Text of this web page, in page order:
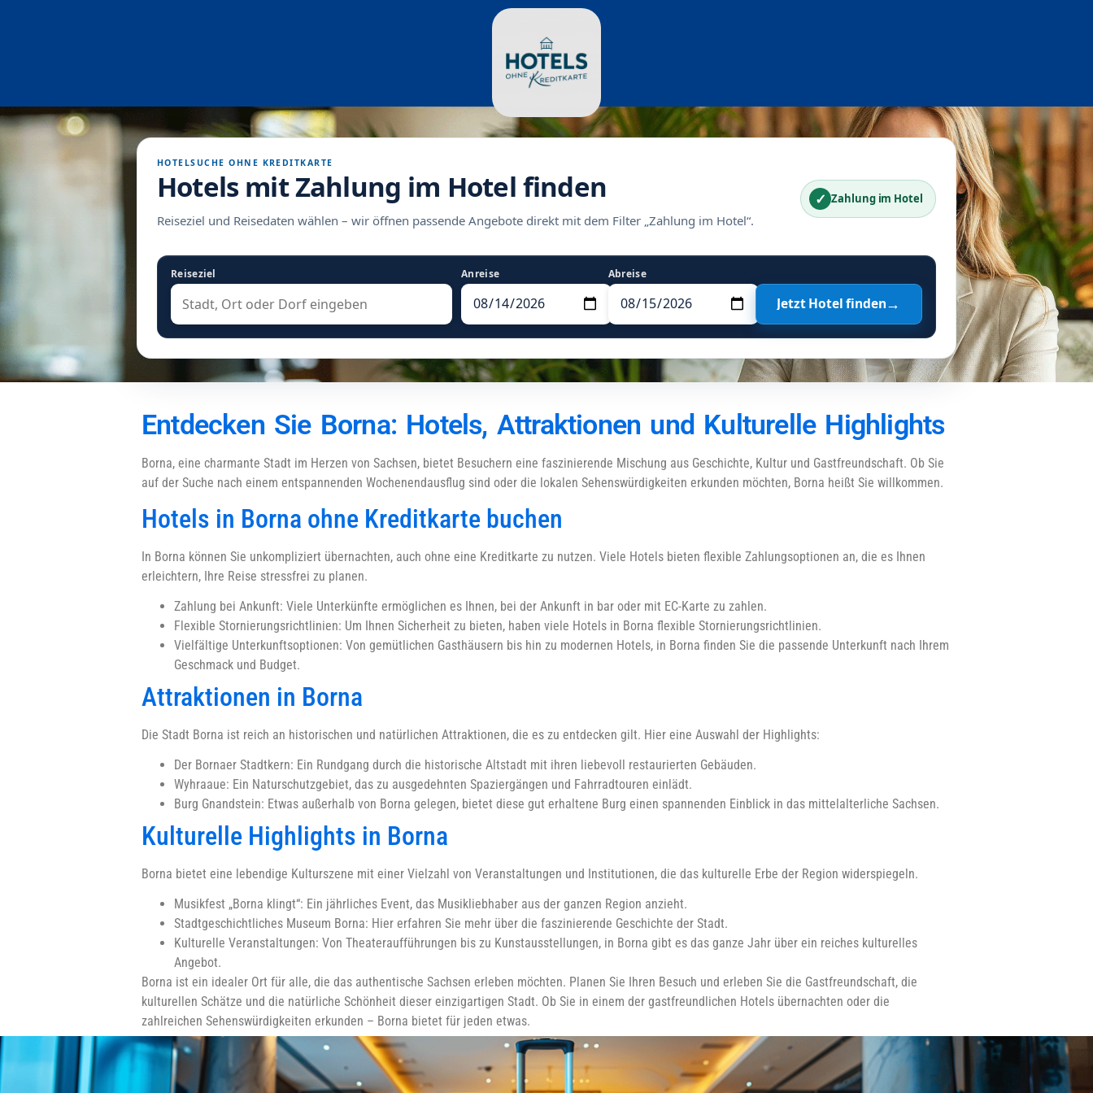
HOTELSUCHE OHNE KREDITKARTE
Hotels mit Zahlung im Hotel finden
Reiseziel und Reisedaten wählen – wir öffnen passende Angebote direkt mit dem Filter „Zahlung im Hotel“.
✓ Zahlung im Hotel
Reiseziel Anreise Abreise
Jetzt Hotel finden→
Entdecken Sie Borna: Hotels, Attraktionen und Kulturelle Highlights
Borna, eine charmante Stadt im Herzen von Sachsen, bietet Besuchern eine faszinierende Mischung aus Geschichte, Kultur und Gastfreundschaft. Ob Sie
auf der Suche nach einem entspannenden Wochenendausflug sind oder die lokalen Sehenswürdigkeiten erkunden möchten, Borna heißt Sie willkommen.
Hotels in Borna ohne Kreditkarte buchen
In Borna können Sie unkompliziert übernachten, auch ohne eine Kreditkarte zu nutzen. Viele Hotels bieten flexible Zahlungsoptionen an, die es Ihnen
erleichtern, Ihre Reise stressfrei zu planen.
Zahlung bei Ankunft: Viele Unterkünfte ermöglichen es Ihnen, bei der Ankunft in bar oder mit EC-Karte zu zahlen.
Flexible Stornierungsrichtlinien: Um Ihnen Sicherheit zu bieten, haben viele Hotels in Borna flexible Stornierungsrichtlinien.
Vielfältige Unterkunftsoptionen: Von gemütlichen Gasthäusern bis hin zu modernen Hotels, in Borna finden Sie die passende Unterkunft nach Ihrem
Geschmack und Budget.
Attraktionen in Borna
Die Stadt Borna ist reich an historischen und natürlichen Attraktionen, die es zu entdecken gilt. Hier eine Auswahl der Highlights:
Der Bornaer Stadtkern: Ein Rundgang durch die historische Altstadt mit ihren liebevoll restaurierten Gebäuden.
Wyhraaue: Ein Naturschutzgebiet, das zu ausgedehnten Spaziergängen und Fahrradtouren einlädt.
Burg Gnandstein: Etwas außerhalb von Borna gelegen, bietet diese gut erhaltene Burg einen spannenden Einblick in das mittelalterliche Sachsen.
Kulturelle Highlights in Borna
Borna bietet eine lebendige Kulturszene mit einer Vielzahl von Veranstaltungen und Institutionen, die das kulturelle Erbe der Region widerspiegeln.
Musikfest „Borna klingt“: Ein jährliches Event, das Musikliebhaber aus der ganzen Region anzieht.
Stadtgeschichtliches Museum Borna: Hier erfahren Sie mehr über die faszinierende Geschichte der Stadt.
Kulturelle Veranstaltungen: Von Theateraufführungen bis zu Kunstausstellungen, in Borna gibt es das ganze Jahr über ein reiches kulturelles
Angebot.
Borna ist ein idealer Ort für alle, die das authentische Sachsen erleben möchten. Planen Sie Ihren Besuch und erleben Sie die Gastfreundschaft, die
kulturellen Schätze und die natürliche Schönheit dieser einzigartigen Stadt. Ob Sie in einem der gastfreundlichen Hotels übernachten oder die
zahlreichen Sehenswürdigkeiten erkunden – Borna bietet für jeden etwas.